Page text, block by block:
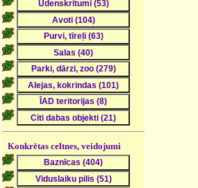
Konkrētas celtnes, veidojumi